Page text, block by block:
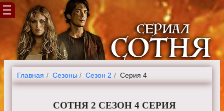
Главная Cезоны Сезон 2 Серия 4
СОТНЯ 2 СЕЗОН 4 СЕРИЯ